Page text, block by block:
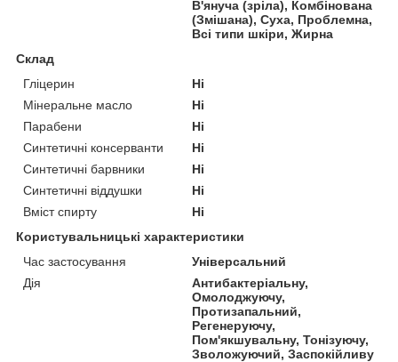
В'януча (зріла), Комбінована
(Змішана), Суха, Проблемна,
Всі типи шкіри, Жирна
Склад
Гліцерин
Ні
Мінеральне масло
Ні
Парабени
Ні
Синтетичні консерванти
Ні
Синтетичні барвники
Ні
Синтетичні віддушки
Ні
Вміст спирту
Ні
Користувальницькі характеристики
Час застосування
Універсальний
Дія
Антибактеріальну,
Омолоджуючу,
Протизапальний,
Регенеруючу,
Пом'якшувальну, Тонізуючу,
Зволожуючий, Заспокійливу